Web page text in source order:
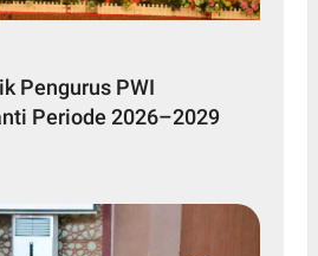
Pengurus PWI
Periode 2026–2029